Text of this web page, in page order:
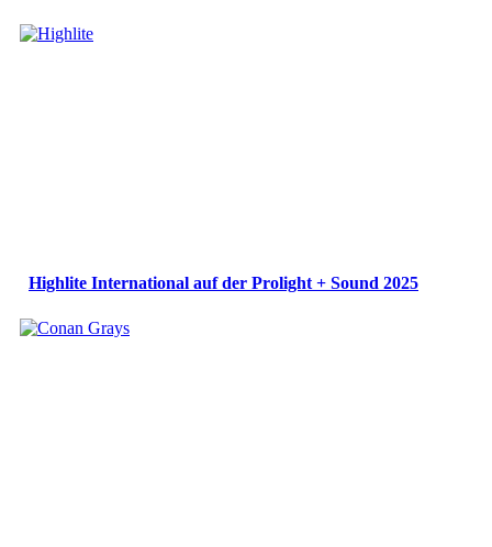
Highlite International auf der Prolight + Sound 2025